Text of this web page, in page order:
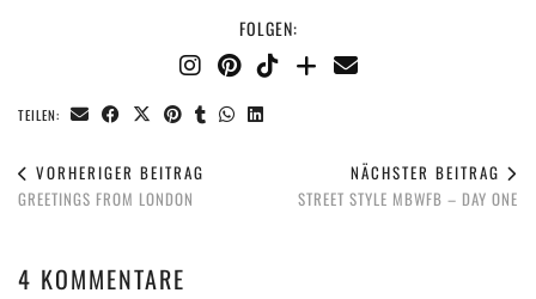
FOLGEN:
TEILEN:
VORHERIGER BEITRAG
GREETINGS FROM LONDON
NÄCHSTER BEITRAG
STREET STYLE MBWFB – DAY ONE
4 KOMMENTARE